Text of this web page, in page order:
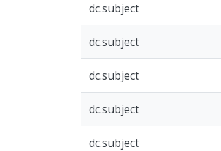
dc.subject
dc.subject
dc.subject
dc.subject
dc.subject